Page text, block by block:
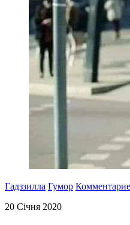
Гадззилла Гумор
20 Січня 2020